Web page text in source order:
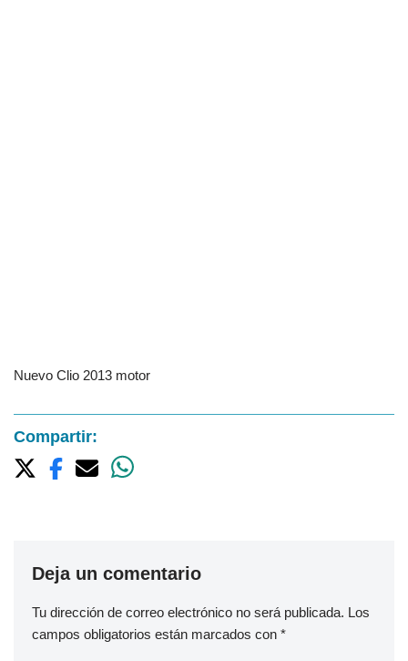
Nuevo Clio 2013 motor
Compartir:
Deja un comentario
Tu dirección de correo electrónico no será publicada. Los
campos obligatorios están marcados con *